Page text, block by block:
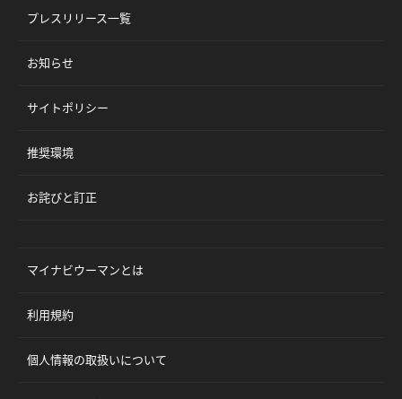
プレスリリース一覧
お知らせ
サイトポリシー
推奨環境
お詫びと訂正
マイナビウーマンとは
利用規約
個人情報の取扱いについて